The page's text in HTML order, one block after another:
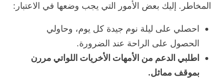
المخاطر. إليك بعض الأمور التي يجب وضعها في الاعتبار:
احصلي على ليلة نوم جيدة كل يوم، وحاولي
الحصول على الراحة عند الضرورة.
اطلبي الدعم من الأمهات الأخريات اللواتي مررن
بموقف مماثل.